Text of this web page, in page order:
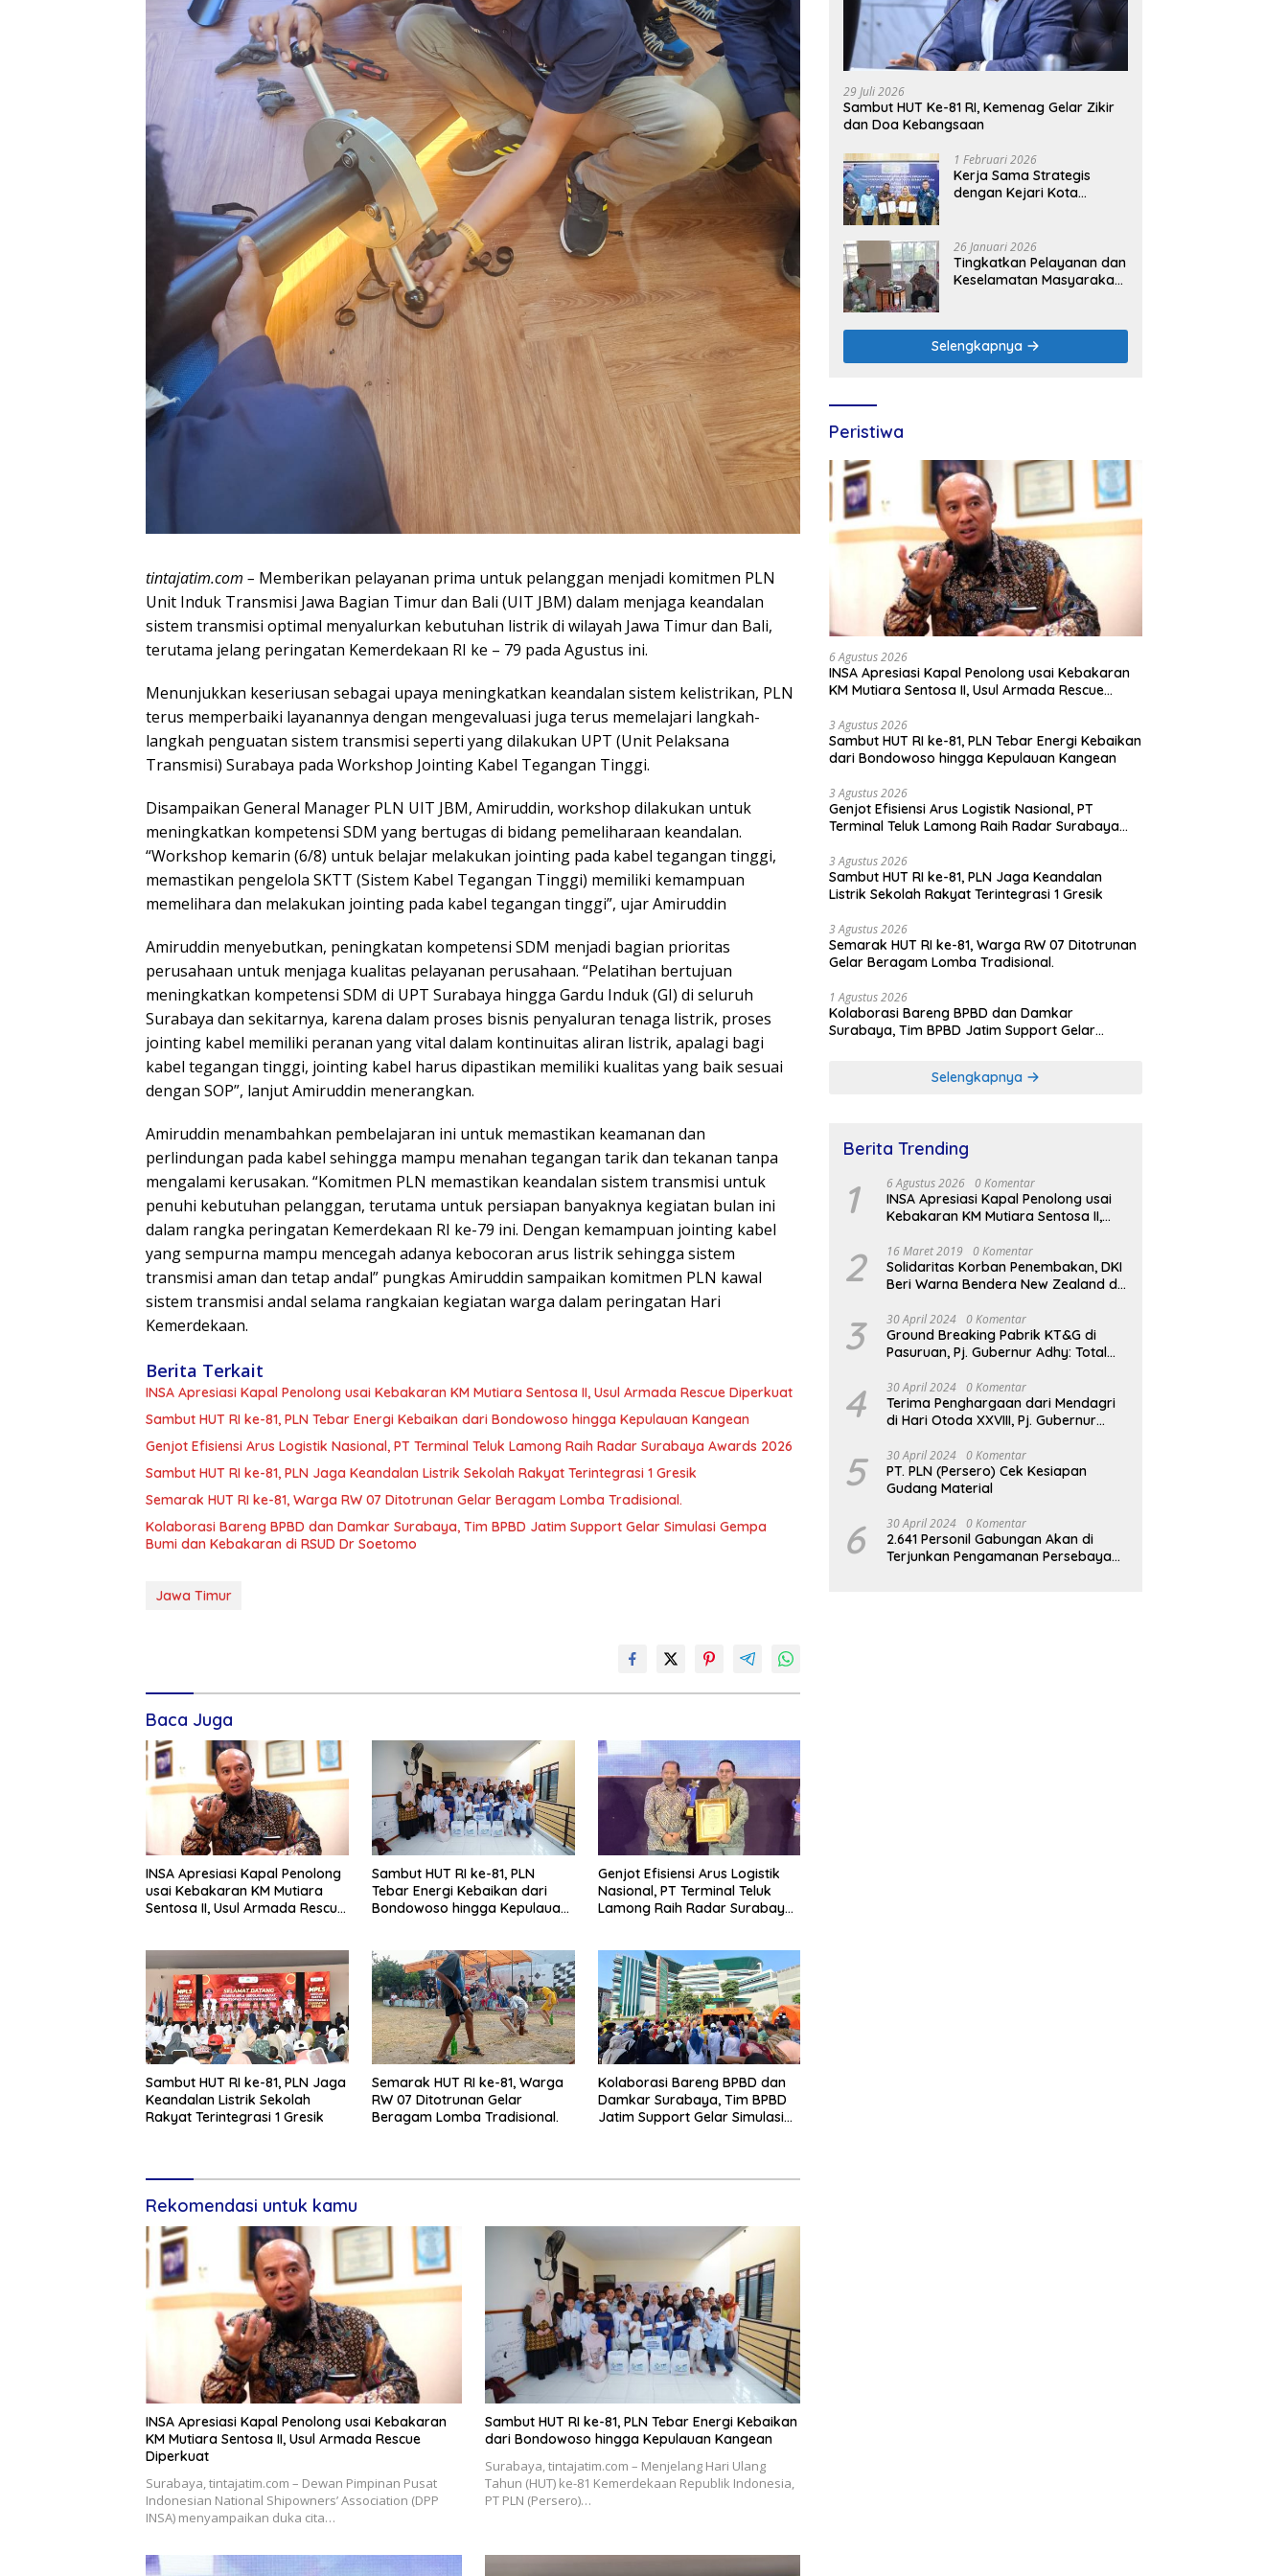
tintajatim.com – Memberikan pelayanan prima untuk pelanggan menjadi komitmen PLN
Unit Induk Transmisi Jawa Bagian Timur dan Bali (UIT JBM) dalam menjaga keandalan
sistem transmisi optimal menyalurkan kebutuhan listrik di wilayah Jawa Timur dan Bali,
terutama jelang peringatan Kemerdekaan RI ke – 79 pada Agustus ini.
Menunjukkan keseriusan sebagai upaya meningkatkan keandalan sistem kelistrikan, PLN
terus memperbaiki layanannya dengan mengevaluasi juga terus memelajari langkah-
langkah penguatan sistem transmisi seperti yang dilakukan UPT (Unit Pelaksana
Transmisi) Surabaya pada Workshop Jointing Kabel Tegangan Tinggi.
Disampaikan General Manager PLN UIT JBM, Amiruddin, workshop dilakukan untuk
meningkatkan kompetensi SDM yang bertugas di bidang pemeliharaan keandalan.
“Workshop kemarin (6/8) untuk belajar melakukan jointing pada kabel tegangan tinggi,
memastikan pengelola SKTT (Sistem Kabel Tegangan Tinggi) memiliki kemampuan
memelihara dan melakukan jointing pada kabel tegangan tinggi”, ujar Amiruddin
Amiruddin menyebutkan, peningkatan kompetensi SDM menjadi bagian prioritas
perusahaan untuk menjaga kualitas pelayanan perusahaan. “Pelatihan bertujuan
meningkatkan kompetensi SDM di UPT Surabaya hingga Gardu Induk (GI) di seluruh
Surabaya dan sekitarnya, karena dalam proses bisnis penyaluran tenaga listrik, proses
jointing kabel memiliki peranan yang vital dalam kontinuitas aliran listrik, apalagi bagi
kabel tegangan tinggi, jointing kabel harus dipastikan memiliki kualitas yang baik sesuai
dengan SOP”, lanjut Amiruddin menerangkan.
Amiruddin menambahkan pembelajaran ini untuk memastikan keamanan dan
perlindungan pada kabel sehingga mampu menahan tegangan tarik dan tekanan tanpa
mengalami kerusakan. “Komitmen PLN memastikan keandalan sistem transmisi untuk
penuhi kebutuhan pelanggan, terutama untuk persiapan banyaknya kegiatan bulan ini
dalam rangka peringatan Kemerdekaan RI ke-79 ini. Dengan kemampuan jointing kabel
yang sempurna mampu mencegah adanya kebocoran arus listrik sehingga sistem
transmisi aman dan tetap andal” pungkas Amiruddin sampaikan komitmen PLN kawal
sistem transmisi andal selama rangkaian kegiatan warga dalam peringatan Hari
Kemerdekaan.
Berita Terkait
INSA Apresiasi Kapal Penolong usai Kebakaran KM Mutiara Sentosa II, Usul Armada Rescue Diperkuat
Sambut HUT RI ke-81, PLN Tebar Energi Kebaikan dari Bondowoso hingga Kepulauan Kangean
Genjot Efisiensi Arus Logistik Nasional, PT Terminal Teluk Lamong Raih Radar Surabaya Awards 2026
Sambut HUT RI ke-81, PLN Jaga Keandalan Listrik Sekolah Rakyat Terintegrasi 1 Gresik
Semarak HUT RI ke-81, Warga RW 07 Ditotrunan Gelar Beragam Lomba Tradisional.
Kolaborasi Bareng BPBD dan Damkar Surabaya, Tim BPBD Jatim Support Gelar Simulasi Gempa
Bumi dan Kebakaran di RSUD Dr Soetomo
Jawa Timur
Baca Juga
INSA Apresiasi Kapal Penolong
usai Kebakaran KM Mutiara
Sentosa II, Usul Armada Rescue
Sambut HUT RI ke-81, PLN
Tebar Energi Kebaikan dari
Bondowoso hingga Kepulauan
Genjot Efisiensi Arus Logistik
Nasional, PT Terminal Teluk
Lamong Raih Radar Surabaya
Sambut HUT RI ke-81, PLN Jaga
Keandalan Listrik Sekolah
Rakyat Terintegrasi 1 Gresik
Semarak HUT RI ke-81, Warga
RW 07 Ditotrunan Gelar
Beragam Lomba Tradisional.
Kolaborasi Bareng BPBD dan
Damkar Surabaya, Tim BPBD
Jatim Support Gelar Simulasi
Rekomendasi untuk kamu
INSA Apresiasi Kapal Penolong usai Kebakaran
KM Mutiara Sentosa II, Usul Armada Rescue
Diperkuat
Surabaya, tintajatim.com – Dewan Pimpinan Pusat
Indonesian National Shipowners’ Association (DPP
INSA) menyampaikan duka cita…
Sambut HUT RI ke-81, PLN Tebar Energi Kebaikan
dari Bondowoso hingga Kepulauan Kangean
Surabaya, tintajatim.com – Menjelang Hari Ulang
Tahun (HUT) ke-81 Kemerdekaan Republik Indonesia,
PT PLN (Persero)…
29 Juli 2026
Sambut HUT Ke-81 RI, Kemenag Gelar Zikir
dan Doa Kebangsaan
1 Februari 2026
Kerja Sama Strategis
dengan Kejari Kota
Green Enabler di Jawa
Timur
26 Januari 2026
Tingkatkan Pelayanan dan
Keselamatan Masyarakat,
Polres Nganjuk
Selengkapnya
Peristiwa
6 Agustus 2026
INSA Apresiasi Kapal Penolong usai Kebakaran
KM Mutiara Sentosa II, Usul Armada Rescue
3 Agustus 2026
Sambut HUT RI ke-81, PLN Tebar Energi Kebaikan
dari Bondowoso hingga Kepulauan Kangean
3 Agustus 2026
Genjot Efisiensi Arus Logistik Nasional, PT
Terminal Teluk Lamong Raih Radar Surabaya
3 Agustus 2026
Sambut HUT RI ke-81, PLN Jaga Keandalan
Listrik Sekolah Rakyat Terintegrasi 1 Gresik
3 Agustus 2026
Semarak HUT RI ke-81, Warga RW 07 Ditotrunan
Gelar Beragam Lomba Tradisional.
1 Agustus 2026
Kolaborasi Bareng BPBD dan Damkar
Surabaya, Tim BPBD Jatim Support Gelar
Selengkapnya
Berita Trending
1 6 Agustus 2026 0 Komentar
INSA Apresiasi Kapal Penolong usai
Kebakaran KM Mutiara Sentosa II,
2 16 Maret 2019 0 Komentar
Solidaritas Korban Penembakan, DKI
Beri Warna Bendera New Zealand di
3 30 April 2024 0 Komentar
Ground Breaking Pabrik KT&G di
Pasuruan, Pj. Gubernur Adhy: Total
Serap Ribuan Tenaga Kerja
4 30 April 2024 0 Komentar
Terima Penghargaan dari Mendagri
di Hari Otoda XXVIII, Pj. Gubernur
Reformasi Birokrasi Jadi Kunci
Keberhasilan Jatim
5 30 April 2024 0 Komentar
PT. PLN (Persero) Cek Kesiapan
Gudang Material
6 30 April 2024 0 Komentar
2.641 Personil Gabungan Akan di
Terjunkan Pengamanan Persebaya